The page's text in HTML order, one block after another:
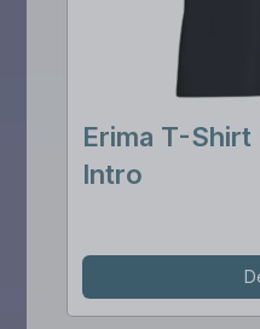
Erima T-
Intro